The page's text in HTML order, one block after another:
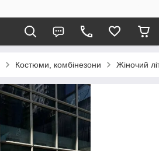
Костюми, комбінезони Жіночий